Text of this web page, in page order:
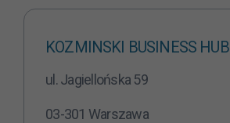
KOZMINSKI BUSINESS HUB
ul. Jagiellońska 59
03-301 Warszawa